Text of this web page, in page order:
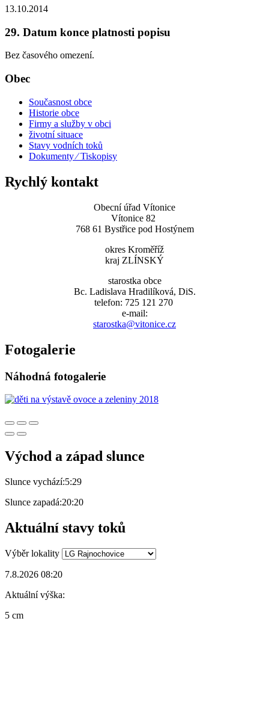
13.10.2014
29. Datum konce platnosti popisu
Bez časového omezení.
Obec
Současnost obce
Historie obce
Firmy a služby v obci
životní situace
Stavy vodních toků
Dokumenty ⁄ Tiskopisy
Rychlý kontakt
Obecní úřad Vítonice
Vítonice 82
768 61 Bystřice pod Hostýnem
okres Kroměříž
kraj ZLÍNSKÝ
starostka obce
Bc. Ladislava Hradilíková, DiS.
telefon: 725 121 270
e-mail:
starostka@vitonice.cz
Fotogalerie
Náhodná fotogalerie
Východ a západ slunce
Slunce vychází:5:29
Slunce zapadá:20:20
Aktuální stavy toků
Výběr lokality
7.8.2026 08:20
Aktuální výška:
5 cm